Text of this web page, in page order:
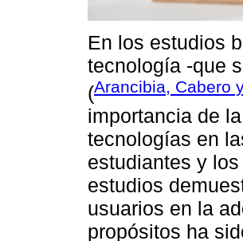
En los estudios
tecnología -que
(Arancibia, Cabero
importancia de
tecnologías en
estudiantes y
estudios
usuarios en la
propósitos ha